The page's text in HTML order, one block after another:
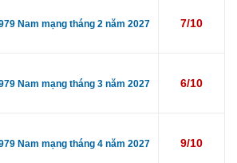
Nam mạng tháng 2 năm 2027 7/10
Nam mạng tháng 3 năm 2027 6/10
Nam mạng tháng 4 năm 2027 9/10